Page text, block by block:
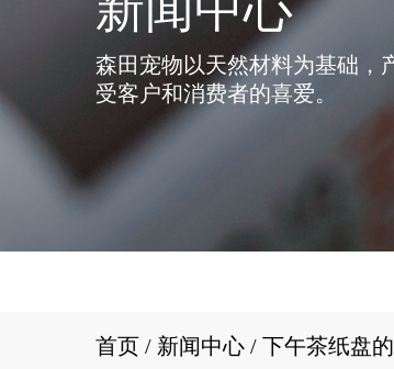
森田宠物以天然材料为基础，
受客户和消费者的喜爱。
首页 / 新闻中心 / 下午茶纸盘